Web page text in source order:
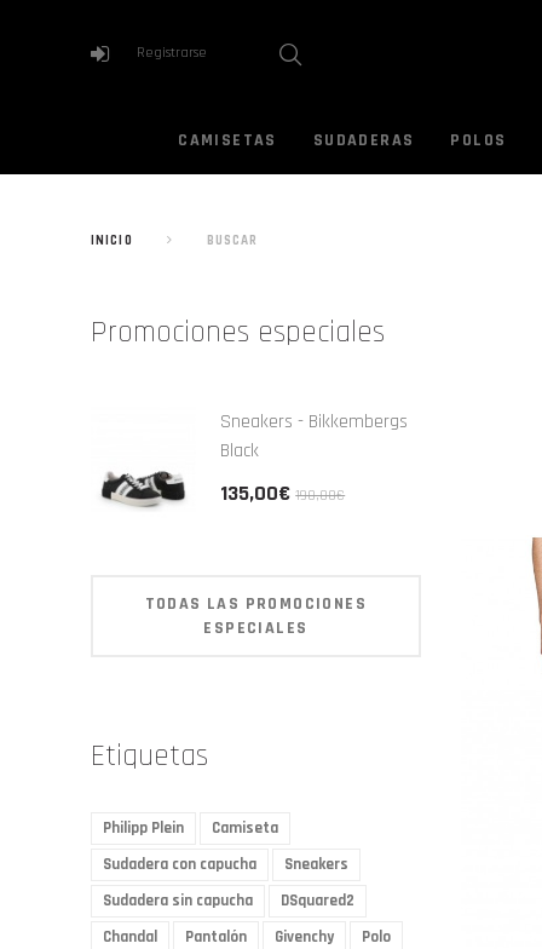
Registrarse
CAMISETAS SUDADERAS POLOS
INICIO BUSCAR
Promociones especiales
Sneakers - Bikkembergs
Black
135,00€190,00€
TODAS LAS PROMOCIONES
ESPECIALES
Etiquetas
Philipp Plein
Camiseta
Sudadera con capucha
Sneakers
Sudadera sin capucha
DSquared2
Chandal
Pantalón Givenchy Polo